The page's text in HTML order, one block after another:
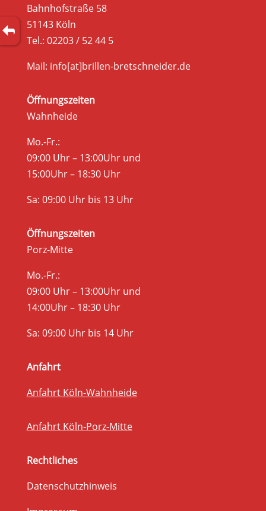
Bahnhofstraße 58
51143 Köln
Tel.: 02203 / 52 44 5
Mail: info[at]brillen-bretschneider.de
Öffnungszeiten
Wahnheide
Mo.-Fr.:
09:00 Uhr – 13:00Uhr und
15:00Uhr – 18:30 Uhr
Sa: 09:00 Uhr bis 13 Uhr
Öffnungszeiten
Porz-Mitte
Mo.-Fr.:
09:00 Uhr – 13:00Uhr und
14:00Uhr – 18:30 Uhr
Sa: 09:00 Uhr bis 14 Uhr
Anfahrt
Anfahrt Köln-Wahnheide
Anfahrt Köln-Porz-Mitte
Rechtliches
Datenschutzhinweis